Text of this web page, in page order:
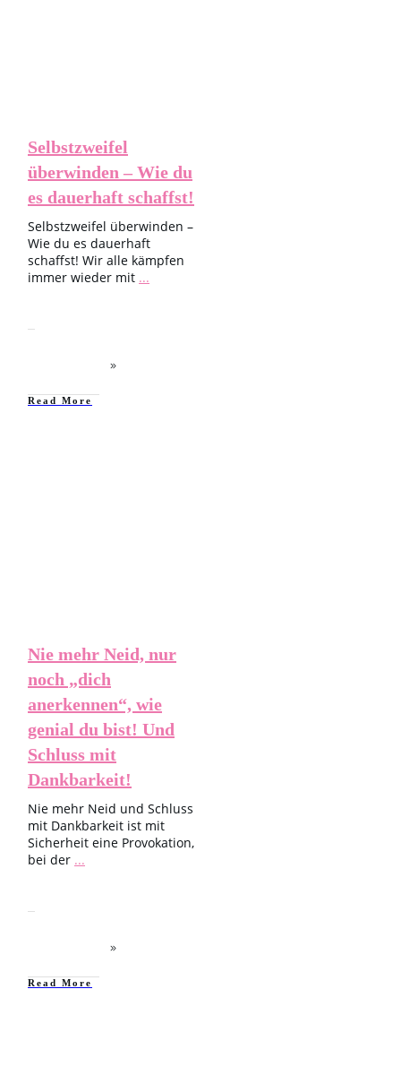
Selbstzweifel
überwinden – Wie du
es dauerhaft schaffst!
Selbstzweifel überwinden –
Wie du es dauerhaft
schaffst! Wir alle kämpfen
immer wieder mit ...
​Read More
Nie mehr Neid, nur
noch „dich
anerkennen“, wie
genial du bist! Und
Schluss mit
Dankbarkeit!
Nie mehr Neid und Schluss
mit Dankbarkeit ist mit
Sicherheit eine Provokation,
bei der ...
​Read More